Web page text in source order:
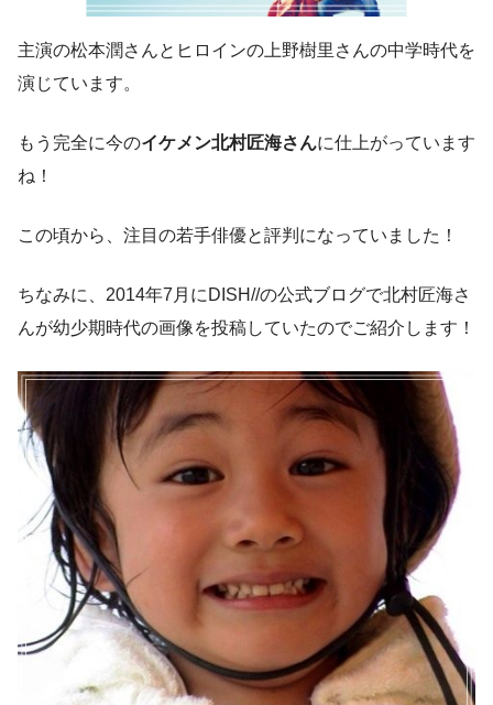
主演の松本潤さんとヒロインの上野樹里さんの中学時代を
演じています。
もう完全に今のイケメン北村匠海さんに仕上がっています
ね！
この頃から、注目の若手俳優と評判になっていました！
ちなみに、2014年7月にDISH//の公式ブログで北村匠海さ
んが幼少期時代の画像を投稿していたのでご紹介します！